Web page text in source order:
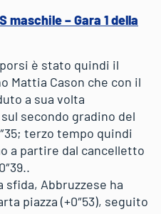
maschile – Gara 1 della
è stato quindi il
Mattia Cason che con il
a sua volta
secondo gradino del
terzo tempo quindi
a partire dal cancelletto
Abbruzzese ha
piazza (+0″53), seguito